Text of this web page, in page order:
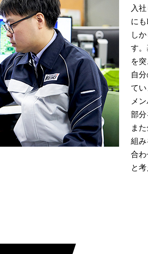
入
に
し
す
を
自
て
メ
部分
ま
組
合
と考